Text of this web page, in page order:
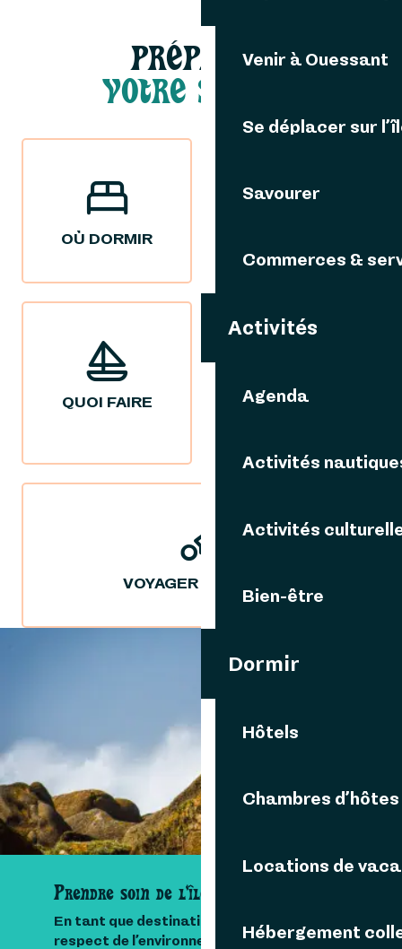
Venir à Ouessant
Se déplacer sur
Savourer
Commerces &
Activités
Agenda
Activités
Activités
Bien-être
Dormir
Hôtels
Chambres d’hôtes
Locations de
Hébergement
PRÉPARER
VOTRE SÉJOUR
OÙ DORMIR
QUOI FAIRE
NOS IDÉES
VOYAGER DURABLE
VOUS AIMEREZ AUSSI
PLAGE DU PRAT
Prendre soin de l'île
En tant que destination insulaire, le
respect de l’environnement est important